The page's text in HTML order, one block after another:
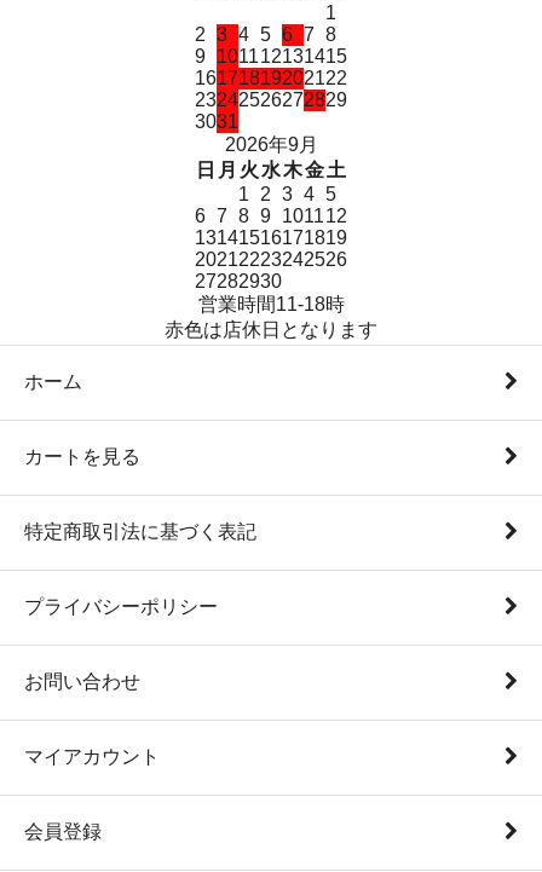
1
2 3 4 5 6 7 8
9 101112131415
16171819202122
23242526272829
3031
2026年9月
日 月 火 水木金土
1
2 3 4 5
6 7 8 9 101112
13141516171819
20212223242526
27282930
営業時間11-18時
赤色は店休日となります
ホーム
カートを見る
特定商取引法に基づく表記
プライバシーポリシー
お問い合わせ
マイアカウント
会員登録